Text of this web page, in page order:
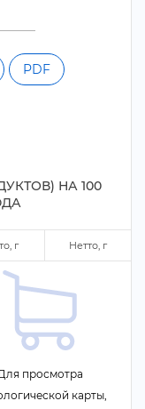
PDF
НА 100
Нетто,
просмотра
карты,